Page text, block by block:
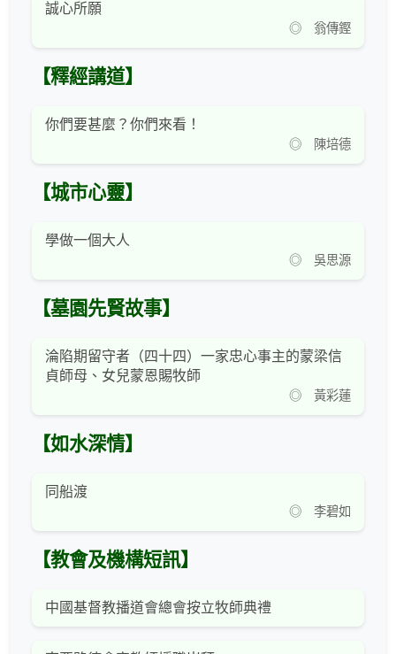
誠心所願
◎ 翁傳鏗
【釋經講道】
你們要甚麼？你們來看！
◎ 陳培德
【城市心靈】
學做一個大人
◎ 吳思源
【墓園先賢故事】
淪陷期留守者（四十四）一家忠心事主的蒙梁信
貞師母、女兒蒙恩賜牧師
◎ 黃彩蓮
【如水深情】
同船渡
◎ 李碧如
【教會及機構短訊】
中國基督教播道會總會按立牧師典禮